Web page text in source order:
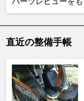
直近の整備手帳